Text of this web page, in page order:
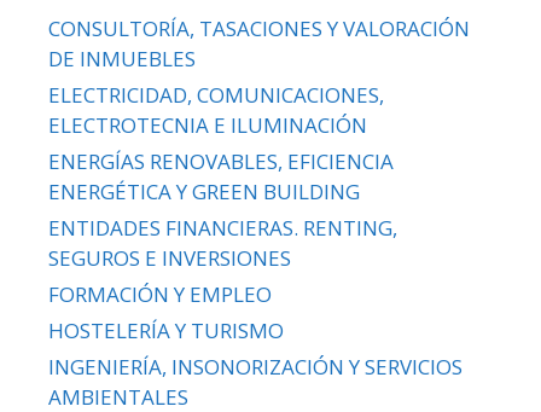
CONSULTORÍA, TASACIONES Y VALORACIÓN
DE INMUEBLES
ELECTRICIDAD, COMUNICACIONES,
ELECTROTECNIA E ILUMINACIÓN
ENERGÍAS RENOVABLES, EFICIENCIA
ENERGÉTICA Y GREEN BUILDING
ENTIDADES FINANCIERAS. RENTING,
SEGUROS E INVERSIONES
FORMACIÓN Y EMPLEO
HOSTELERÍA Y TURISMO
INGENIERÍA, INSONORIZACIÓN Y SERVICIOS
AMBIENTALES